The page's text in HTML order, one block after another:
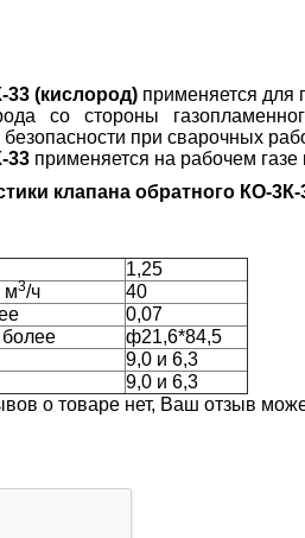
(кислород) применяется для
со стороны
при сварочных
33 применяется на рабочем газе
клапана обратного КО-3К-
1,25
м3/ч
40
0,07
ф21,6*84,5
9,0 и 6,3
9,0 и 6,3
о товаре нет, Ваш отзыв